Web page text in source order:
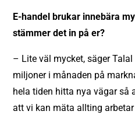
E-handel brukar innebära
stämmer det in på er?
– Lite väl mycket, säger
miljoner i månaden på
hela tiden hitta nya vägar så
att vi kan mäta allting